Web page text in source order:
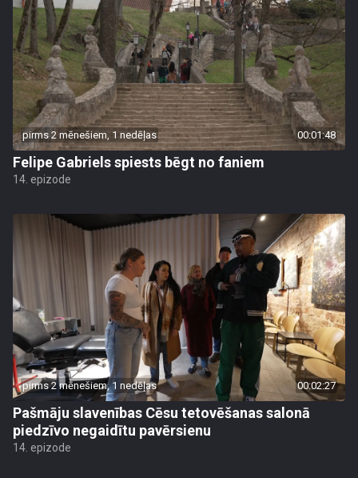
pirms 2 mēnešiem, 1 nedēļas 00:01:48
Felipe Gabriels spiests bēgt no faniem
14. epizode
pirms 2 mēnešiem, 1 nedēļas 00:02:27
Pašmāju slavenības Cēsu tetovēšanas salonā
piedzīvo negaidītu pavērsienu
14. epizode